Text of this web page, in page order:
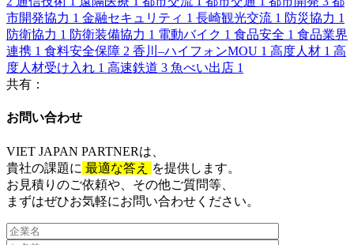
市開発協力 1 金融セキュリティ 1 長崎観光交流 1 防災協力 1
防衛協力 1 防衛装備協力 1 電動バイク 1 食品安全 1 食品業界
連携 1 食料安全保障 2 香川–ハイフォンMOU 1 高度人材 1 高
度人材受け入れ 1 高速鉄道 3 魚べい出店 1
共有：
お問い合わせ​
VIET JAPAN PARTNERは、
貴社の課題に 最適な答え
を提供します。
お見積りのご依頼や、その他ご質問等、​
まずはぜひお気軽にお問い合わせください。​